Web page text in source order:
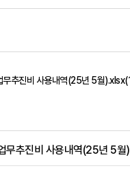
무추진비 사용내역(25년 5월
무추진비 사용내역(25년 5월